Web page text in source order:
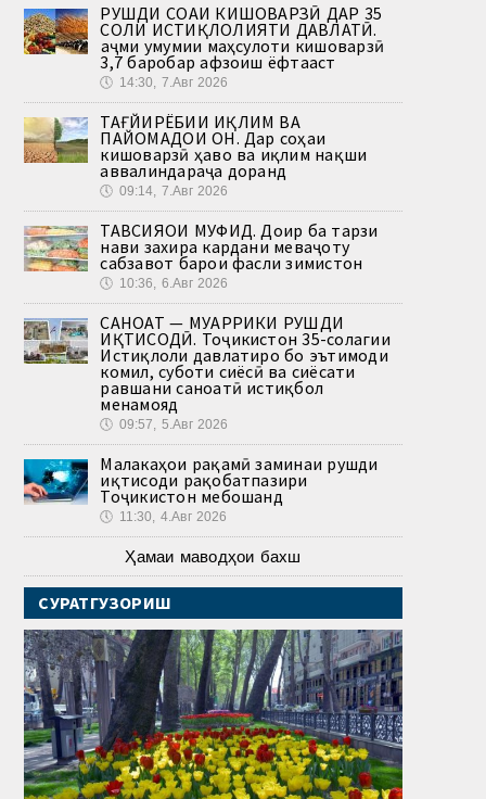
РУШДИ СОҲАИ КИШОВАРЗӢ ДАР 35
СОЛИ ИСТИҚЛОЛИЯТИ ДАВЛАТӢ.
Ҳаҷми умумии маҳсулоти кишоварзӣ
3,7 баробар афзоиш ёфтааст
🕔 14:30, 7.Авг 2026
ТАҒЙИРЁБИИ ИҚЛИМ ВА
ПАЙОМАДҲОИ ОН. Дар соҳаи
кишоварзӣ ҳаво ва иқлим нақши
аввалиндараҷа доранд
🕔 09:14, 7.Авг 2026
ТАВСИЯҲОИ МУФИД. Доир ба тарзи
нави захира кардани меваҷоту
сабзавот барои фасли зимистон
🕔 10:36, 6.Авг 2026
САНОАТ — МУҲАРРИКИ РУШДИ
ИҚТИСОДӢ. Тоҷикистон 35-солагии
Истиқлоли давлатиро бо эътимоди
комил, суботи сиёсӣ ва сиёсати
равшани саноатӣ истиқбол
менамояд
🕔 09:57, 5.Авг 2026
Малакаҳои рақамӣ заминаи рушди
иқтисоди рақобатпазири
Тоҷикистон мебошанд
🕔 11:30, 4.Авг 2026
Ҳамаи маводҳои бахш
СУРАТГУЗОРИШ